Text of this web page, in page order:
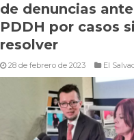
de denuncias
PDDH por casos
resolver
28 de febrero de 2023 El